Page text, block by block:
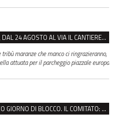
REGGIO. PORTA SANTA CROCE, DAL 24 AGOSTO AL VIA IL CANTIERE PER IL NUOVO COLLETTORE FOGNARIO
maranze che manco ci ringrazieranno,
attuata per il parcheggio piazzale europa
BOSCO OSPIZIO REGGIO, TERZO GIORNO DI BLOCCO. IL COMITATO: “PRESIDIO FINO A VENERDÌ”